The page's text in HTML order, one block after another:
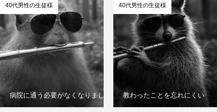
40代男性の生徒様
病院に通う必要がなくなりました
40代男性の生徒様
教わったことを忘れにくい